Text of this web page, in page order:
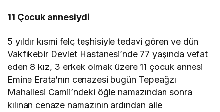
11 Çocuk annesiydi
5 yıldır kısmi felç teşhisiyle tedavi gören ve dün
Vakfıkebir Devlet Hastanesi’nde 77 yaşında vefat
eden 8 kız, 3 erkek olmak üzere 11 çocuk annesi
Emine Erata’nın cenazesi bugün Tepeağzı
Mahallesi Camii’ndeki öğle namazından sonra
kılınan cenaze namazının ardından aile